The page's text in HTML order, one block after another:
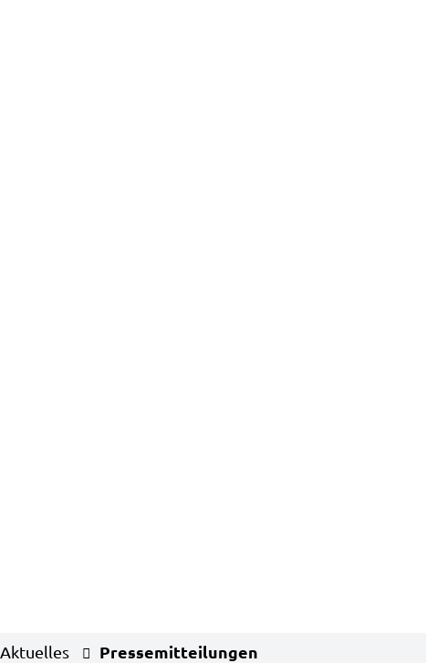
Aktuelles Pressemitteilungen